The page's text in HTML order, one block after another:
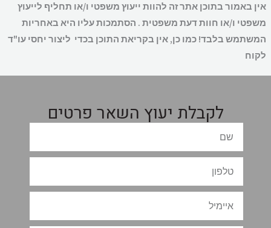
באמור בתוכן אתר זה להוות ייעוץ משפטי ו/או תחליף לייעוץ
ו/או חוות דעת משפטית . הסתמכות עליו היא באחריות
בלבד! כמו כן, אין בקריאת התוכן בכדי ליצור יחסי עו"ד
לקבלת יעוץ השאר פרטים